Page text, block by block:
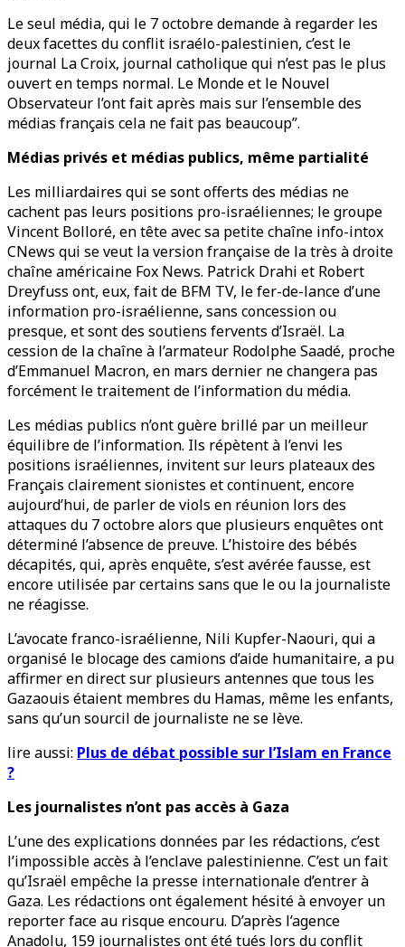
Le seul média, qui le 7 octobre demande à regarder les
deux facettes du conflit israélo-palestinien, c’est le
journal La Croix, journal catholique qui n’est pas le plus
ouvert en temps normal. Le Monde et le Nouvel
Observateur l’ont fait après mais sur l’ensemble des
médias français cela ne fait pas beaucoup”.
Médias privés et médias publics, même partialité
Les milliardaires qui se sont offerts des médias ne
cachent pas leurs positions pro-israéliennes; le groupe
Vincent Bolloré, en tête avec sa petite chaîne info-intox
CNews qui se veut la version française de la très à droite
chaîne américaine Fox News. Patrick Drahi et Robert
Dreyfuss ont, eux, fait de BFM TV, le fer-de-lance d’une
information pro-israélienne, sans concession ou
presque, et sont des soutiens fervents d’Israël. La
cession de la chaîne à l’armateur Rodolphe Saadé, proche
d’Emmanuel Macron, en mars dernier ne changera pas
forcément le traitement de l’information du média.
Les médias publics n’ont guère brillé par un meilleur
équilibre de l’information. Ils répètent à l’envi les
positions israéliennes, invitent sur leurs plateaux des
Français clairement sionistes et continuent, encore
aujourd’hui, de parler de viols en réunion lors des
attaques du 7 octobre alors que plusieurs enquêtes ont
déterminé l’absence de preuve. L’histoire des bébés
décapités, qui, après enquête, s’est avérée fausse, est
encore utilisée par certains sans que le ou la journaliste
ne réagisse.
L’avocate franco-israélienne, Nili Kupfer-Naouri, qui a
organisé le blocage des camions d’aide humanitaire, a pu
affirmer en direct sur plusieurs antennes que tous les
Gazaouis étaient membres du Hamas, même les enfants,
sans qu’un sourcil de journaliste ne se lève.
lire aussi: Plus de débat possible sur l’Islam en France
?
Les journalistes n’ont pas accès à Gaza
L’une des explications données par les rédactions, c’est
l’impossible accès à l’enclave palestinienne. C’est un fait
qu’Israël empêche la presse internationale d’entrer à
Gaza. Les rédactions ont également hésité à envoyer un
reporter face au risque encouru. D’après l’agence
Anadolu, 159 journalistes ont été tués lors du conflit